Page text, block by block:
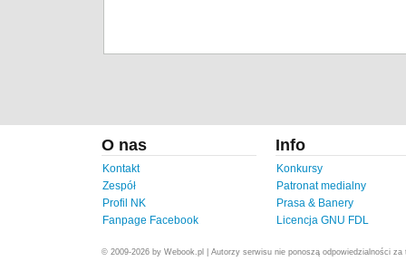
O nas
Kontakt
Zespół
Profil NK
Fanpage Facebook
Info
Konkursy
Patronat medialny
Prasa & Banery
Licencja GNU FDL
© 2009-2026 by Webook.pl | Autorzy serwisu nie ponoszą odpowiedzialności